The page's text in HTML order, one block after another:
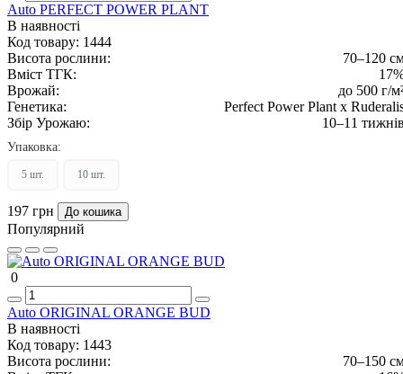
Auto PERFECT POWER PLANT
В наявності
Код товару: 1444
Висота рослини:
70–120
Вміст ТГК:
Врожай:
до 500 г/
Генетика:
Perfect Power Plant x
Збір Урожаю:
10–11
Упаковка:
5 шт. 10 шт.
197 грн До кошика
Популярний
0
Auto ORIGINAL ORANGE BUD
В наявності
Код товару: 1443
Висота рослини:
70–150